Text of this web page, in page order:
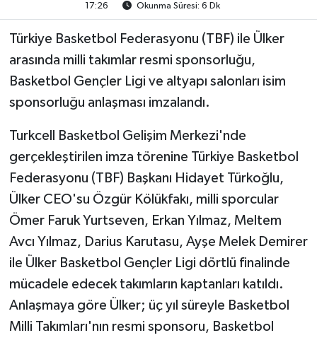
17:26
Okunma Süresi: 6 Dk
Türkiye Basketbol Federasyonu (TBF) ile Ülker
arasında milli takımlar resmi sponsorluğu,
Basketbol Gençler Ligi ve altyapı salonları isim
sponsorluğu anlaşması imzalandı.
Turkcell Basketbol Gelişim Merkezi'nde
gerçekleştirilen imza törenine Türkiye Basketbol
Federasyonu (TBF) Başkanı Hidayet Türkoğlu,
Ülker CEO'su Özgür Kölükfakı, milli sporcular
Ömer Faruk Yurtseven, Erkan Yılmaz, Meltem
Avcı Yılmaz, Darius Karutasu, Ayşe Melek Demirer
ile Ülker Basketbol Gençler Ligi dörtlü finalinde
mücadele edecek takımların kaptanları katıldı.
Anlaşmaya göre Ülker; üç yıl süreyle Basketbol
Milli Takımları'nın resmi sponsoru, Basketbol